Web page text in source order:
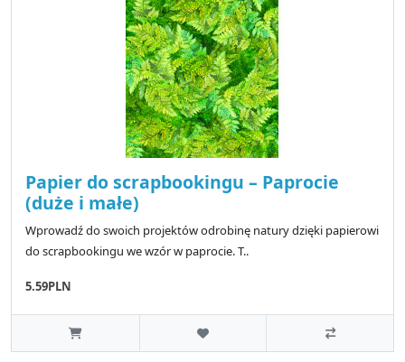
Papier do scrapbookingu – Paprocie
(duże i małe)
Wprowadź do swoich projektów odrobinę natury dzięki papierowi
do scrapbookingu we wzór w paprocie. T..
5.59PLN